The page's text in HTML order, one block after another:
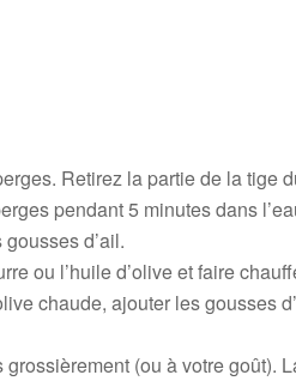
Retirez la partie de la tige
pendant 5 minutes dans
d’ail.
ou l’huile d’olive et faire
chaude, ajouter les gousses
(ou à votre goût).